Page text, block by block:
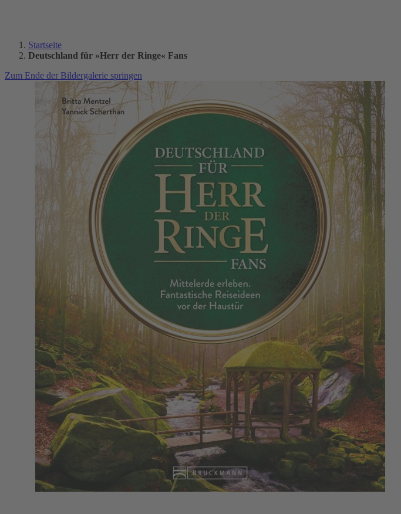
Startseite
Deutschland für »Herr der Ringe« Fans
Zum Ende der Bildergalerie springen